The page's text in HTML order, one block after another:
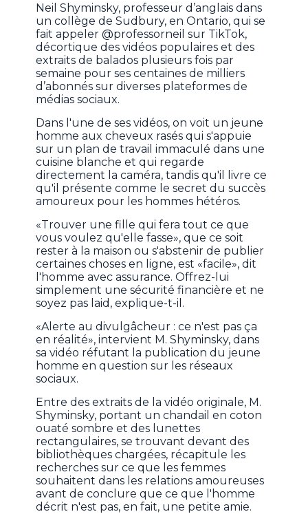
Neil Shyminsky, professeur d’anglais dans
un collège de Sudbury, en Ontario, qui se
fait appeler @professorneil sur TikTok,
décortique des vidéos populaires et des
extraits de balados plusieurs fois par
semaine pour ses centaines de milliers
d’abonnés sur diverses plateformes de
médias sociaux.
Dans l'une de ses vidéos, on voit un jeune
homme aux cheveux rasés qui s'appuie
sur un plan de travail immaculé dans une
cuisine blanche et qui regarde
directement la caméra, tandis qu'il livre ce
qu'il présente comme le secret du succès
amoureux pour les hommes hétéros.
«Trouver une fille qui fera tout ce que
vous voulez qu'elle fasse», que ce soit
rester à la maison ou s'abstenir de publier
certaines choses en ligne, est «facile», dit
l'homme avec assurance. Offrez-lui
simplement une sécurité financière et ne
soyez pas laid, explique-t-il.
«Alerte au divulgâcheur : ce n'est pas ça
en réalité», intervient M. Shyminsky, dans
sa vidéo réfutant la publication du jeune
homme en question sur les réseaux
sociaux.
Entre des extraits de la vidéo originale, M.
Shyminsky, portant un chandail en coton
ouaté sombre et des lunettes
rectangulaires, se trouvant devant des
bibliothèques chargées, récapitule les
recherches sur ce que les femmes
souhaitent dans les relations amoureuses
avant de conclure que ce que l'homme
décrit n'est pas, en fait, une petite amie.